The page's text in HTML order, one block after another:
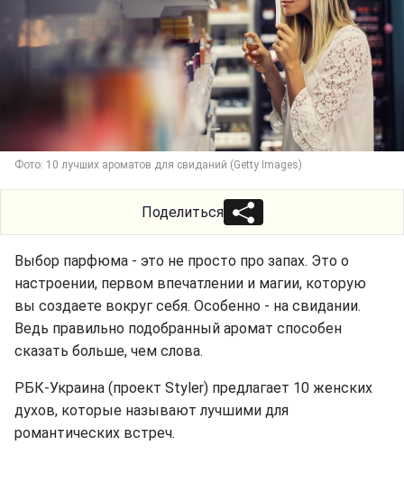
Фото: 10 лучших ароматов для свиданий (Getty Images)
Поделиться
Выбор парфюма - это не просто про запах. Это о
настроении, первом впечатлении и магии, которую
вы создаете вокруг себя. Особенно - на свидании.
Ведь правильно подобранный аромат способен
сказать больше, чем слова.
РБК-Украина (проект Styler) предлагает 10 женских
духов, которые называют лучшими для
романтических встреч.